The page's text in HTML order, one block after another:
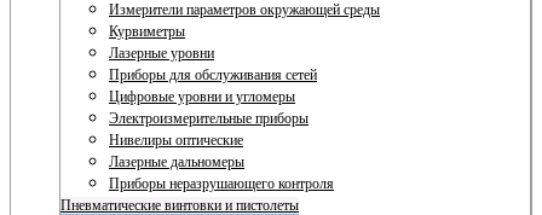
Измерители параметров окружающей среды
Курвиметры
Лазерные уровни
Приборы для обслуживания сетей
Цифровые уровни и угломеры
Электроизмерительные приборы
Нивелиры оптические
Лазерные дальномеры
Приборы неразрушающего контроля
Пневматические винтовки и пистолеты